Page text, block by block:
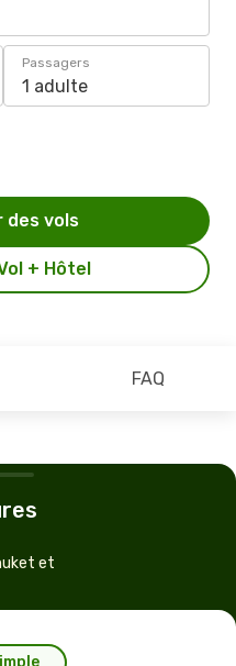
Passagers
1 adulte
+ Hôtel
des vols
FAQ
et